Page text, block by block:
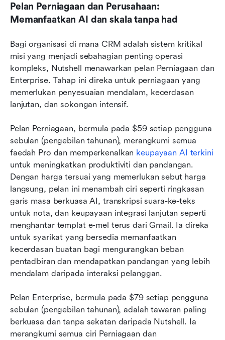
Pelan Perniagaan dan Perusahaan:
Memanfaatkan AI dan skala tanpa had
Bagi organisasi di mana CRM adalah sistem kritikal
misi yang menjadi sebahagian penting operasi
kompleks, Nutshell menawarkan pelan Perniagaan dan
Enterprise. Tahap ini direka untuk perniagaan yang
memerlukan penyesuaian mendalam, kecerdasan
lanjutan, dan sokongan intensif.
Pelan Perniagaan, bermula pada $59 setiap pengguna
sebulan (pengebilan tahunan), merangkumi semua
faedah Pro dan memperkenalkan keupayaan AI terkini
untuk meningkatkan produktiviti dan pandangan.
Dengan harga tersuai yang memerlukan sebut harga
langsung, pelan ini menambah ciri seperti ringkasan
garis masa berkuasa AI, transkripsi suara-ke-teks
untuk nota, dan keupayaan integrasi lanjutan seperti
menghantar templat e-mel terus dari Gmail. Ia direka
untuk syarikat yang bersedia memanfaatkan
kecerdasan buatan bagi mengurangkan beban
pentadbiran dan mendapatkan pandangan yang lebih
mendalam daripada interaksi pelanggan.
Pelan Enterprise, bermula pada $79 setiap pengguna
sebulan (pengebilan tahunan), adalah tawaran paling
berkuasa dan tanpa sekatan daripada Nutshell. Ia
merangkumi semua ciri Perniagaan dan